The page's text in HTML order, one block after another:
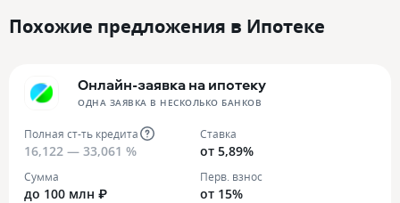
Похожие предложения в Ипотеке
Онлайн-заявка на ипотеку
ОДНА ЗАЯВКА В НЕСКОЛЬКО БАНКОВ
Полная ст-ть кредита
16,122 — 33,061 %
Ставка
от 5,89%
Сумма
до 100 млн ₽
Перв. взнос
от 15%